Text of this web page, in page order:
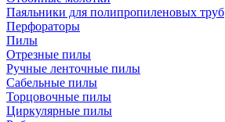
Паяльники для полипропиленовых труб
Перфораторы
Пилы
Отрезные пилы
Ручные ленточные пилы
Сабельные пилы
Торцовочные пилы
Циркулярные пилы